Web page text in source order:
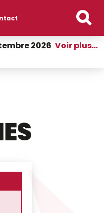
2026 Voir plus...